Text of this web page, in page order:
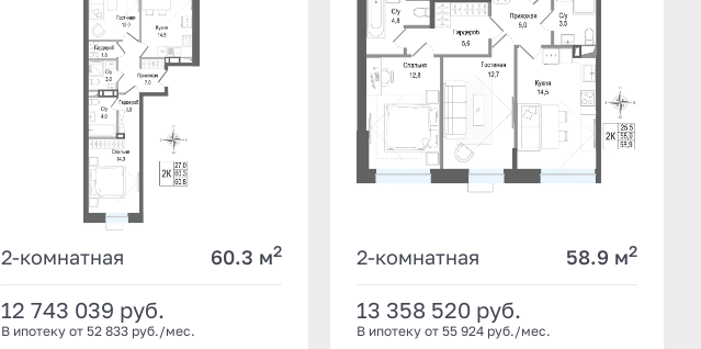
2-комнатная 60.3 м2
12 743 039 руб.
В ипотеку от 52 833 руб./мес.
2-комнатная 58.9 м2
13 358 520 руб.
В ипотеку от 55 924 руб./мес.